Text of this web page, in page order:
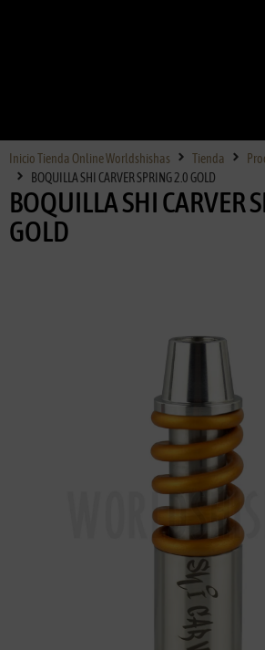
Inicio Tienda Online Worldshishas Tienda
BOQUILLA SHI CARVER SPRING 2.0 GOLD
BOQUILLA SHI CARVER
GOLD